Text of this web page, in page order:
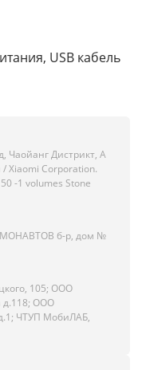
USB кабель
Чаойанг Дистрикт, А
Xiaomi Corporation.
-1 volumes Stone
б-р, дом №
105; ООО
д.118; ООО
ЧТУП МобиЛАБ,